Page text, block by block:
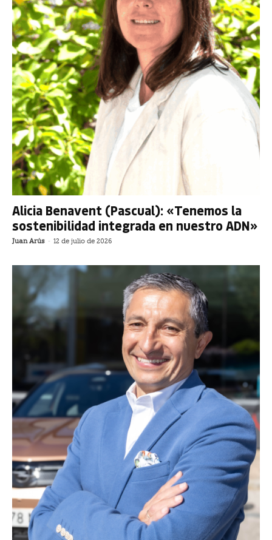
Alicia Benavent (Pascual): «Tenemos la
sostenibilidad integrada en nuestro ADN»
Juan Arús - 12 de julio de 2026